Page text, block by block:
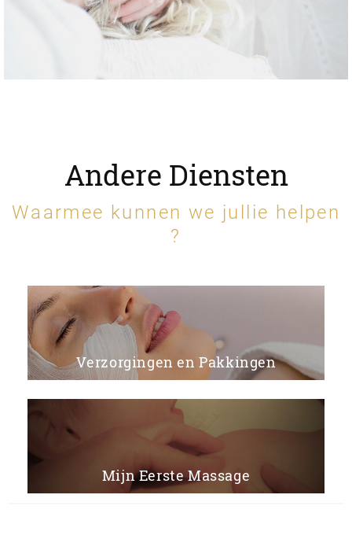
Andere Diensten
Waarmee kunnen we jullie helpen
?
Verzorgingen en Pakkingen
Mijn Eerste Massage